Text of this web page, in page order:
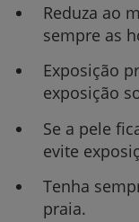
My
CUF
Reduza ao
sempre as
Exposição
exposição
Se a pele
evite
Tenha
praia.